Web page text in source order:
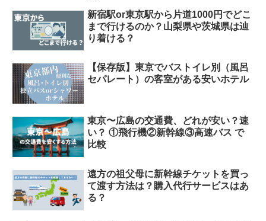
新宿駅or東京駅から片道1000円でどこ
まで行けるのか？山梨県や茨城県は辿
り着ける？
【保存版】東京でバストイレ別（風呂
セパレート）の客室がある安いホテル
東京〜広島の交通費、どれが安い？速
い？ ①飛行機②新幹線③高速バス で
比較
遠方の祖父母に新幹線チケットを買っ
て渡す方法は？購入代行サービスはあ
る？